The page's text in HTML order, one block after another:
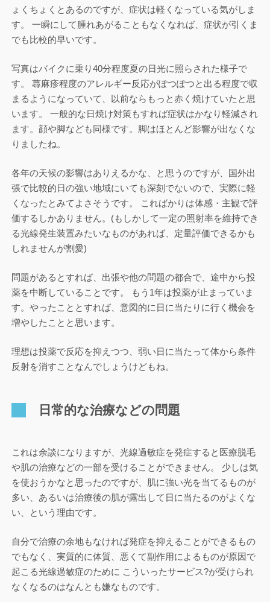
ょくちょくとあるのですが、症状は軽くなっている気がしま
す。 一瞬にして腫れあがることもなくなれば、症状が引くま
でも比較的早いです。
写真はバイクに乗り40分程度夏の日光に照らされた様子で
す。 蕁麻疹程度のアレルギー反応がぽつぽつと出る程度で収
まるようになっていて、以前ならもっと赤く焼けていたと思
います。 一般的な日焼け対策もすれば症状はかなり軽減され
ます。顔や脚なども同様です。脚はほとんど影響が出なくな
りましたね。
各年の天候の影響はありえるかな、と思うのですが、国外出
張で比較的日の強い地域にいても深刻でないので、実際に軽
くなったとみてよさそうです。 こればかりは体感・主観で評
価するしかありません。(もしかして一定の照射率を維持でき
る光線発生装置みたいなものがあれば、定量評価できるかも
しれませんが割愛)
問題があるとすれば、出張や他の問題の都合で、途中から投
薬を中断していることです。 もう1年は投薬が止まっていま
す。やったこととすれば、意図的に日に当たりに行く機会を
増やしたことと思います。
理想は投薬で反応を抑えつつ、弱い日に当たって体から条件
反射を消すことなんでしょうけどもね。
日常的な治療などの問題
これは余談になりますが、光線過敏症を発症すると医療脱毛
や肌の治療などの一部を受けることができません。 少しは気
を使おうかなと思ったのですが、肌に強い光を当てるものが
多い、あるいは治療後の肌が露出して日に当たるのがよくな
い、という理由です。
自分で治療の余地もなければ発症を抑えることができるもの
でもなく、実質的に体質、悪くて副作用によるものが原因で
起こる光線過敏症のために こういったサービス?が受けられ
なくなるのはなんとも嫌なものです。